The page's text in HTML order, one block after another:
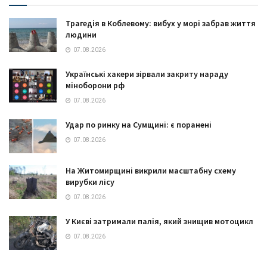
Трагедія в Коблевому: вибух у морі забрав життя
людини
07.08.2026
Українські хакери зірвали закриту нараду
міноборони рф
07.08.2026
Удар по ринку на Сумщині: є поранені
07.08.2026
На Житомирщині викрили масштабну схему
вирубки лісу
07.08.2026
У Києві затримали палія, який знищив мотоцикл
07.08.2026